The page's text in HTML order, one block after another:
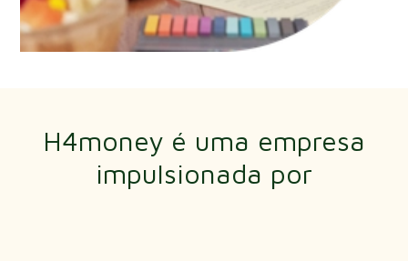
H4money é uma empresa
impulsionada por